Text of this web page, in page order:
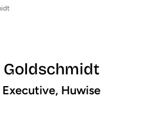
Goldschmidt
Huwise